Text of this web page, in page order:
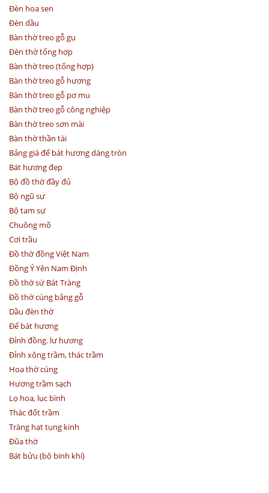
Đèn hoa sen
Đèn dầu
Bàn thờ treo gỗ gụ
Đèn thờ tổng hợp
Bàn thờ treo (tổng hợp)
Bàn thờ treo gỗ hương
Bàn thờ treo gỗ pơ mu
Bàn thờ treo gỗ công nghiệp
Bàn thờ treo sơn mài
Bàn thờ thần tài
Bảng giá đế bát hương dáng tròn
Bát hương đẹp
Bộ đồ thờ đầy đủ
Bộ ngũ sự
Bộ tam sự
Chuông mõ
Cơi trầu
Đồ thờ đồng Việt Nam
Đồng Ý Yên Nam Định
Đồ thờ sứ Bát Tràng
Đồ thờ cúng bằng gỗ
Dầu đèn thờ
Đế bát hương
Đỉnh đồng. lư hương
Đỉnh xông trầm, thác trầm
Hoa thờ cúng
Hương trầm sạch
Lọ hoa, lục bình
Thác đốt trầm
Tràng hạt tụng kinh
Đũa thờ
Bát bửu (bộ binh khí)